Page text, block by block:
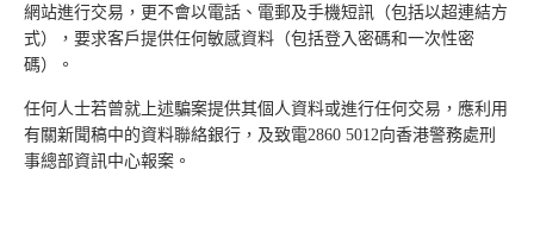
網站進行交易，更不會以電話、電郵及手機短訊（包括以超連結方
式），要求客戶提供任何敏感資料（包括登入密碼和一次性密
碼）。
任何人士若曾就上述騙案提供其個人資料或進行任何交易，應利用
有關新聞稿中的資料聯絡銀行，及致電2860 5012向香港警務處刑
事總部資訊中心報案。